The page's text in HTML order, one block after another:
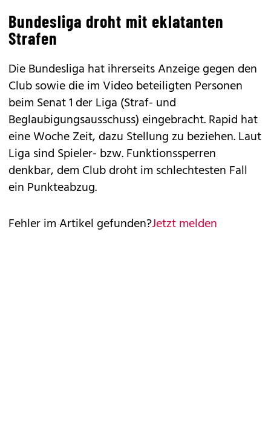
Bundesliga droht mit eklatanten
Strafen
Die Bundesliga hat ihrerseits Anzeige gegen den
Club sowie die im Video beteiligten Personen
beim Senat 1 der Liga (Straf- und
Beglaubigungsausschuss) eingebracht. Rapid hat
eine Woche Zeit, dazu Stellung zu beziehen. Laut
Liga sind Spieler- bzw. Funktionssperren
denkbar, dem Club droht im schlechtesten Fall
ein Punkteabzug.
Fehler im Artikel gefunden?Jetzt melden